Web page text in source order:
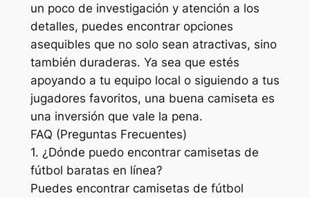
un poco de investigación y atención a los
detalles, puedes encontrar opciones
asequibles que no solo sean atractivas, sino
también duraderas. Ya sea que estés
apoyando a tu equipo local o siguiendo a tus
jugadores favoritos, una buena camiseta es
una inversión que vale la pena.
FAQ (Preguntas Frecuentes)
1. ¿Dónde puedo encontrar camisetas de
fútbol baratas en línea?
Puedes encontrar camisetas de fútbol